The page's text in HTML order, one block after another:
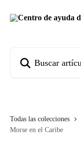
Todas las colecciones
Morse en el Caribe